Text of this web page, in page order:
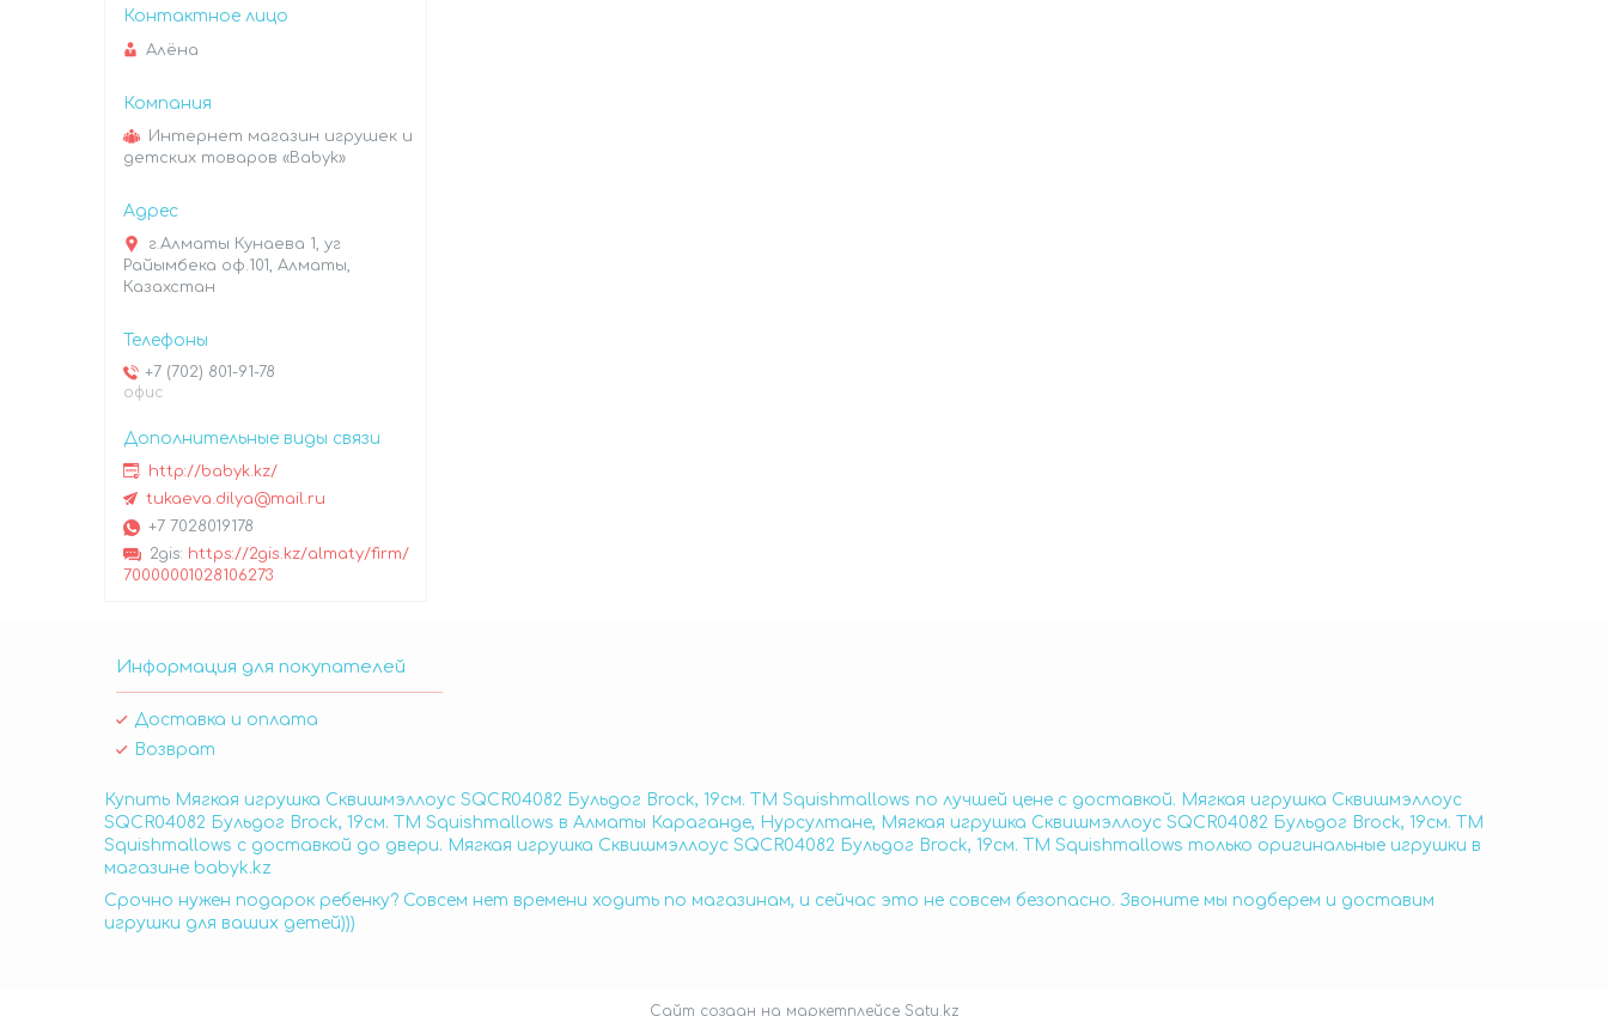
Алёна
Интернет магазин игрушек и
детских товаров «Babyk»
г.Алматы Кунаева 1, уг
Райымбека оф.101, Алматы,
Казахстан
+7 (702) 801-91-78
офис
http://babyk.kz/
tukaeva.dilya@mail.ru
+7 7028019178
2gis https://2gis.kz/almaty/firm/
70000001028106273
Информация для покупателей
Доставка и оплата
Возврат
Купить Мягкая игрушка Сквишмэллоус SQCR04082 Бульдог Brock, 19см. TM Squishmallows по лучшей цене с доставкой. Мягкая игрушка Сквишмэллоус
SQCR04082 Бульдог Brock, 19см. TM Squishmallows в Алматы Караганде, Нурсултане, Мягкая игрушка Сквишмэллоус SQCR04082 Бульдог Brock, 19см. TM
Squishmallows с доставкой до двери. Мягкая игрушка Сквишмэллоус SQCR04082 Бульдог Brock, 19см. TM Squishmallows только оригинальные игрушки в
магазине babyk.kz
Срочно нужен подарок ребенку? Совсем нет времени ходить по магазинам, и сейчас это не совсем безопасно. Звоните мы подберем и доставим
игрушки для ваших детей)))
Сайт создан на маркетплейсе Satu.kz